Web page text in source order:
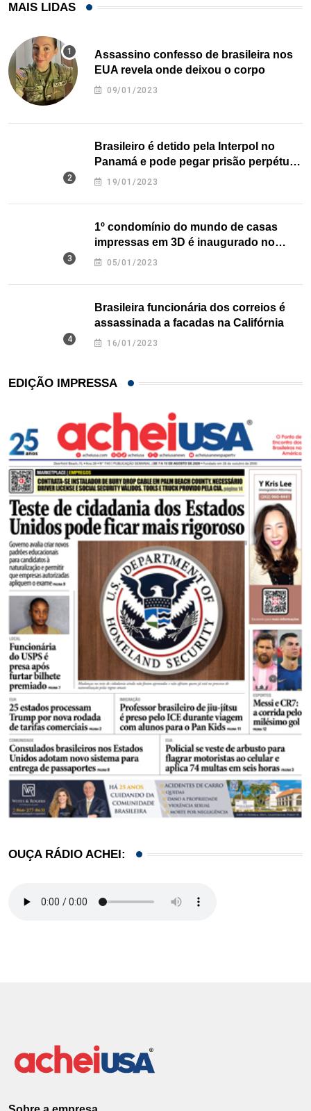
MAIS LIDAS
Assassino confesso de brasileira nos
EUA revela onde deixou o corpo
09/01/2023
Brasileiro é detido pela Interpol no
Panamá e pode pegar prisão perpétua
nos EUA
19/01/2023
1º condomínio do mundo de casas
impressas em 3D é inaugurado no
Texas
05/01/2023
Brasileira funcionária dos correios é
assassinada a facadas na Califórnia
16/01/2023
EDIÇÃO IMPRESSA
OUÇA RÁDIO ACHEI: